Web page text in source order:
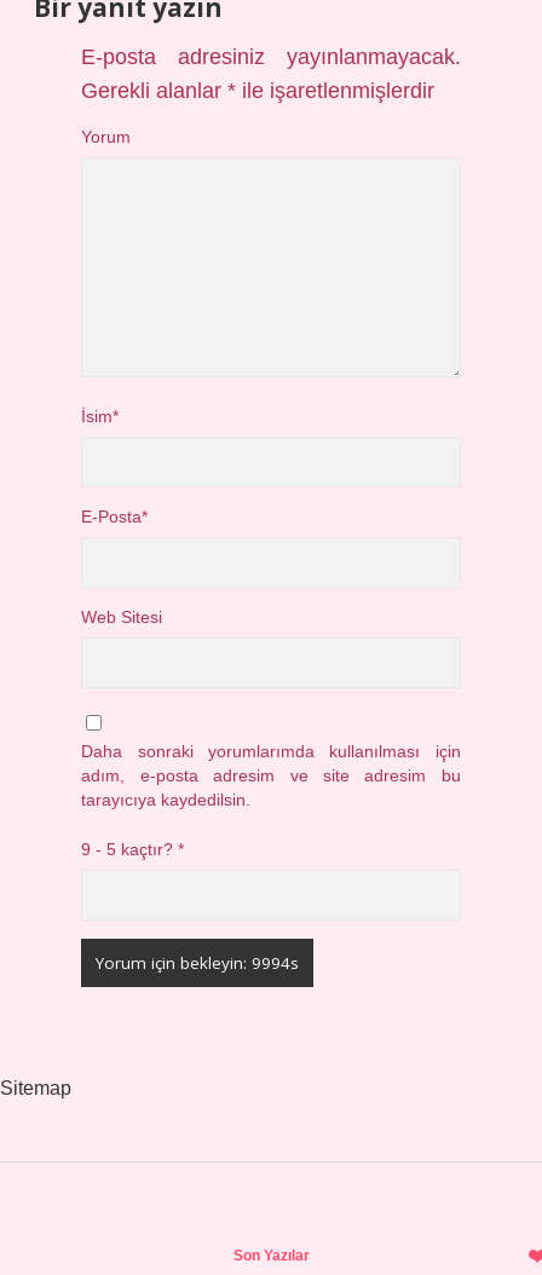
Bir yanıt yazın
E-posta adresiniz yayınlanmayacak.
Gerekli alanlar* ile işaretlenmişlerdir
Yorum
İsim*
E-Posta*
Web Sitesi
Daha sonraki yorumlarımda kullanılması için
adım, e-posta adresim ve site adresim bu
tarayıcıya kaydedilsin.
9 - 5 kaçtır?*
Sitemap
Son Yazılar